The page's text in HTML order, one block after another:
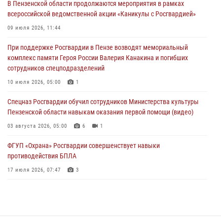
В Пензе при силовой поддержке Росгвардии пресечена
деятельность ОПГ, маскировавшейся под реабилитационный центр
04 августа 2026, 07:05
В Управлении Росгвардии по Пензенской области подвели итоги
работы за первое полугодие 2026 года
В Пензенской области продолжаются мероприятия в рамках
всероссийской ведомственной акции «Каникулы с Росгвардией»
09 июля 2026, 11:44
При поддержке Росгвардии в Пензе возводят мемориальный
комплекс памяти Героя России Валерия Канакина и погибших
сотрудников спецподразделений
10 июля 2026, 05:00 1
Спецназ Росгвардии обучил сотрудников Министерства культуры
Пензенской области навыкам оказания первой помощи (видео)
03 августа 2026, 05:00 6 1
ФГУП «Охрана» Росгвардии совершенствует навыки
противодействия БПЛА
17 июля 2026, 07:47 3